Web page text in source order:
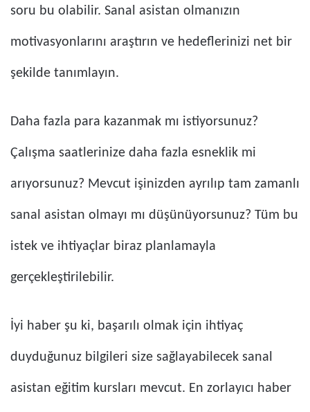
soru bu olabilir. Sanal asistan olmanızın
motivasyonlarını araştırın ve hedeflerinizi net bir
şekilde tanımlayın.
Daha fazla para kazanmak mı istiyorsunuz?
Çalışma saatlerinize daha fazla esneklik mi
arıyorsunuz? Mevcut işinizden ayrılıp tam zamanlı
sanal asistan olmayı mı düşünüyorsunuz? Tüm bu
istek ve ihtiyaçlar biraz planlamayla
gerçekleştirilebilir.
İyi haber şu ki, başarılı olmak için ihtiyaç
duyduğunuz bilgileri size sağlayabilecek sanal
asistan eğitim kursları mevcut. En zorlayıcı haber